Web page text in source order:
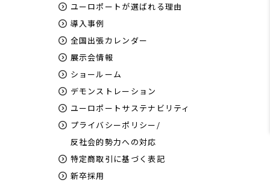
ユーロポートが選ばれる理由
導入事例
全国出張カレンダー
展示会情報
ショールーム
デモンストレーション
ユーロポートサステナビリティ
プライバシーポリシー/
反社会的勢力への対応
特定商取引に基づく表記
新卒採用